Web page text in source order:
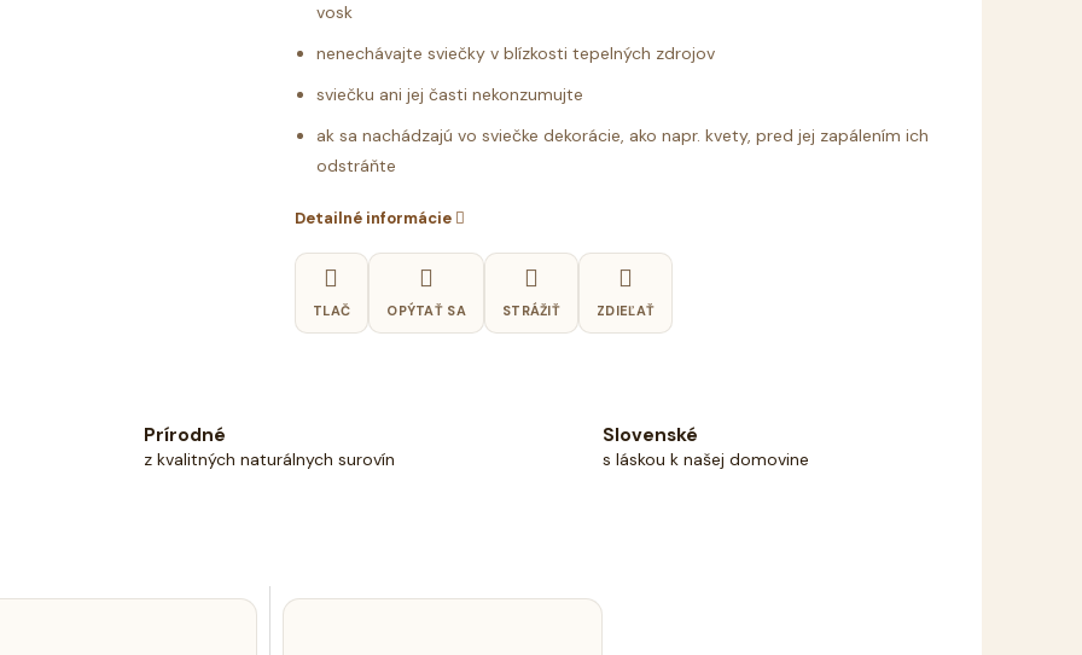
vosk
nenechávajte sviečky v blízkosti tepelných zdrojov
sviečku ani jej časti nekonzumujte
ak sa nachádzajú vo sviečke dekorácie, ako napr. kvety, pred jej zapálením ich
odstráňte
Detailné informácie
TLAČ OPÝTAŤ SA STRÁŽIŤ ZDIEĽAŤ
Prírodné
z kvalitných naturálnych surovín
Slovenské
s láskou k našej domovine